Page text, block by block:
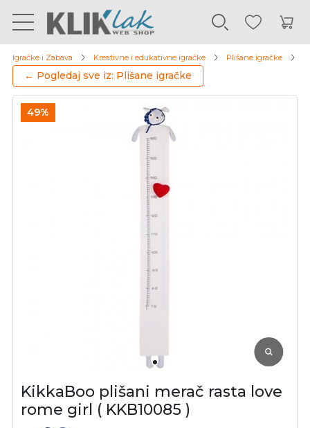
Igračke i Zabava Kreativne i edukativne igračke Plišane igračke
← Pogledaj sve iz: Plišane igračke
49%
KikkaBoo plišani merač rasta love
rome girl ( KKB10085 )